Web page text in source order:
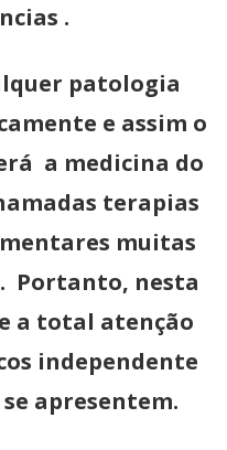
.
patologia
e assim o
a medicina do
terapias
muitas
Portanto, nesta
a total atenção
independente
apresentem.